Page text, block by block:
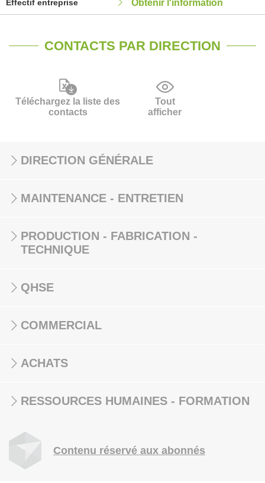
Effectif entreprise Obtenir l'information
CONTACTS PAR DIRECTION
Téléchargez la liste des
contacts
Tout
afficher
DIRECTION GÉNÉRALE
MAINTENANCE - ENTRETIEN
PRODUCTION - FABRICATION -
TECHNIQUE
QHSE
COMMERCIAL
ACHATS
RESSOURCES HUMAINES - FORMATION
Contenu réservé aux abonnés